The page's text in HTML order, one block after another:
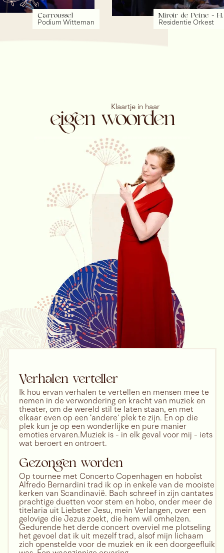
Carroussel
Podium Witteman
Miroir de Peine -
Residentie Orkest
Klaartje in haar
eigen woorden
Verhalen verteller
Ik hou ervan verhalen te vertellen en mensen mee te
nemen in de verwondering en kracht van muziek en
theater, om de wereld stil te laten staan, en met
elkaar even op een ‘andere’ plek te zijn. En op die
plek kun je op een wonderlijke en pure manier
emoties ervaren.Muziek is - in elk geval voor mij - iets
wat beroert en ontroert.
Gezongen worden
Op tournee met Concerto Copenhagen en hoboïst
Alfredo Bernardini trad ik op in enkele van de mooiste
kerken van Scandinavië. Bach schreef in zijn cantates
prachtige duetten voor stem en hobo, onder meer de
titelaria uit Liebster Jesu, mein Verlangen, over een
gelovige die Jezus zoekt, die hem wil omhelzen.
Gedurende het derde concert overviel me plotseling
het gevoel dat ik uit mezelf trad, alsof mijn lichaam
zich openstelde voor de muziek en ik een doorgeefluik